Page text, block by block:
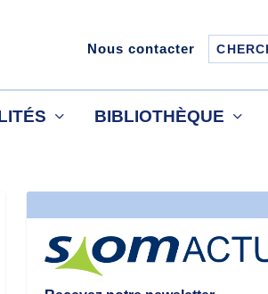
Nous contacter
BIBLIOTHÈQUE